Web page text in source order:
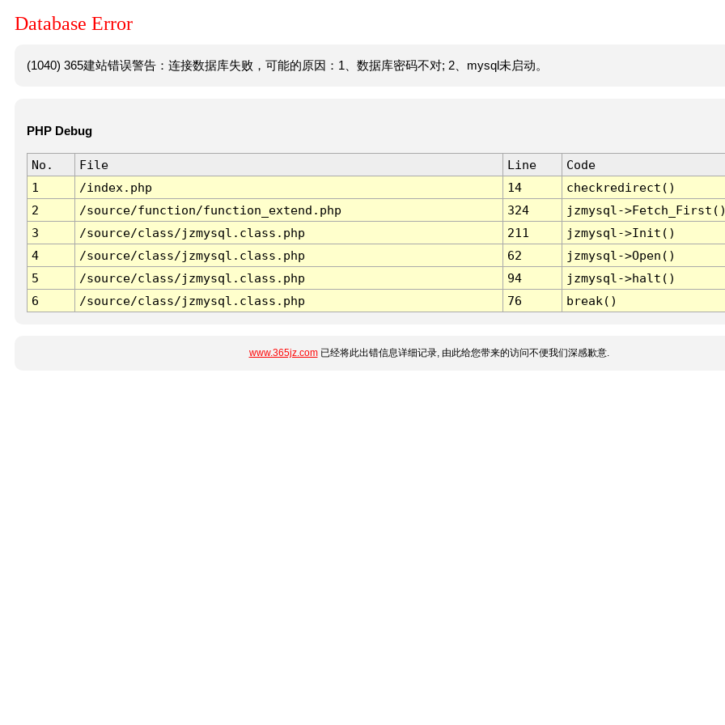
Database Error
(1040) 365建站错误警告：连接数据库失败，可能的原因：1、数据库密码不对; 2、mysql未启动。
PHP Debug
No. File Line
Code
1
/index.php 14
checkredirect()
2
/source/function/function_extend.php 324
jzmysql-
3
/source/class/jzmysql.class.php 211
jzmysql->Init()
4
/source/class/jzmysql.class.php 62
jzmysql->Open()
5
/source/class/jzmysql.class.php 94
jzmysql->halt()
6
/source/class/jzmysql.class.php 76 break()
www.365jz.com已经将此出错信息详细记录, 由此给您带来的访问不便我们深感歉意.